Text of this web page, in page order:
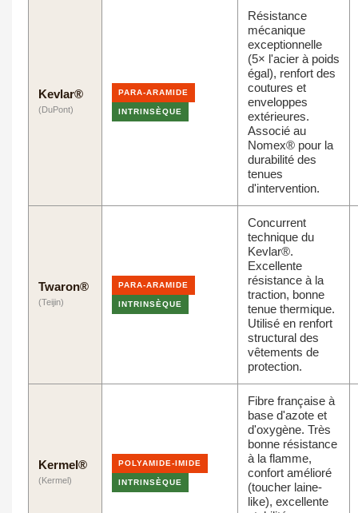
Kevlar®
(DuPont)
PARA-ARAMIDE
INTRINSÈQUE
Résistance
mécanique
exceptionnelle
(5× l'acier à poids
égal), renfort des
coutures et
enveloppes
extérieures.
Associé au
Nomex® pour la
durabilité des
tenues
d'intervention.
Twaron®
(Teijin)
PARA-ARAMIDE
INTRINSÈQUE
Concurrent
technique du
Kevlar®.
Excellente
résistance à la
traction, bonne
tenue thermique.
Utilisé en renfort
structural des
vêtements de
protection.
Kermel®
(Kermel)
POLYAMIDE-IMIDE
INTRINSÈQUE
Fibre française à
base d'azote et
d'oxygène. Très
bonne résistance
à la flamme,
confort amélioré
(toucher laine-
like), excellente